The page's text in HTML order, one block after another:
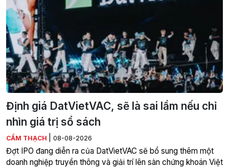
Định giá DatVietVAC, sẽ là sai lầm nếu chỉ
nhìn giá trị sổ sách
CẨM THẠCH 08-08-2026
Đợt IPO đang diễn ra của DatVietVAC sẽ bổ sung thêm một
doanh nghiệp truyền thông và giải trí lên sàn chứng khoán Việt